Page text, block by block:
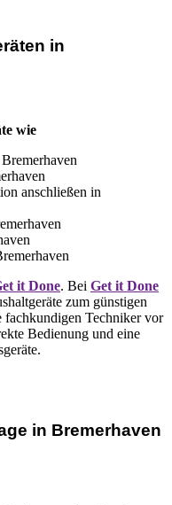
in
wie
anschließen in
it Done. Bei Get it Done
zum günstigen
fachkundigen Techniker vor
Bedienung und eine
in Bremerhaven